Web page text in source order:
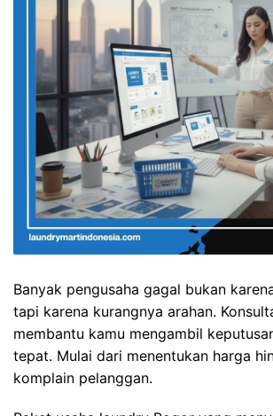
Banyak pengusaha gagal bukan
tapi karena kurangnya arahan.
membantu kamu mengambil
tepat. Mulai dari menentukan harga
komplain pelanggan.